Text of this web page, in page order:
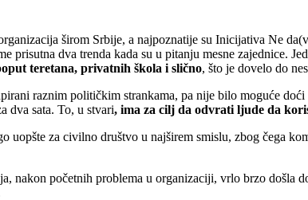
širom Srbije, a najpoznatije su Inicijativa Ne
prisutna dva trenda kada su u pitanju mesne zajednice.
teretana, privatnih škola i slično, što je dovelo do
raznim političkim strankama, pa nije bilo moguće
dva sata. To, u stvari, ima za cilj da odvrati ljude da
uopšte za civilno društvo u najširem smislu, zbog čega
nakon početnih problema u organizaciji, vrlo brzo došla